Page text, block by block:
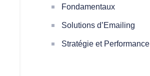
Fondamentaux
Solutions d’Emailing
Stratégie et Performance